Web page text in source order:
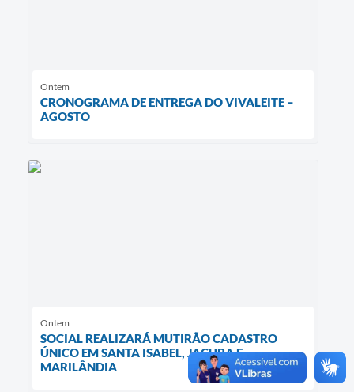
Ontem
CRONOGRAMA DE ENTREGA DO VIVALEITE –
AGOSTO
Ontem
SOCIAL REALIZARÁ MUTIRÃO CADASTRO
ÚNICO EM SANTA ISABEL, JACUBA E
MARILÂNDIA